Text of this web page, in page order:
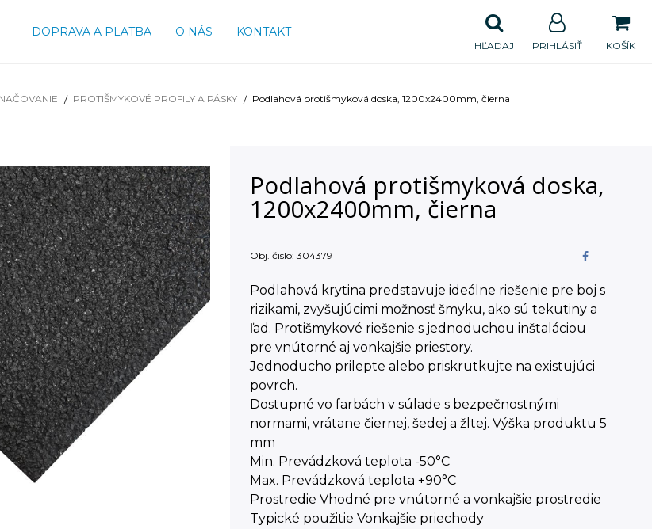
DOPRAVA A PLATBA O NÁS KONTAKT
KOŠÍK
PRIHLÁSIŤ
HĽADAJ
PROTIŠMYKOVÉ PROFILY A PÁSKY Podlahová protišmyková doska, 1200x2400mm, čierna
Podlahová protišmyková doska,
1200x2400mm, čierna
Obj. čislo: 304379
Podlahová krytina predstavuje ideálne riešenie pre boj s
rizikami, zvyšujúcimi možnosť šmyku, ako sú tekutiny a
ľad. Protišmykové riešenie s jednoduchou inštaláciou
pre vnútorné aj vonkajšie priestory.
Jednoducho prilepte alebo priskrutkujte na existujúci
povrch.
Dostupné vo farbách v súlade s bezpečnostnými
normami, vrátane čiernej, šedej a žltej. Výška produktu 5
mm
Min. Prevádzková teplota -50°C
Max. Prevádzková teplota +90°C
Prostredie Vhodné pre vnútorné a vonkajšie prostredie
Typické použitie Vonkajšie priechody